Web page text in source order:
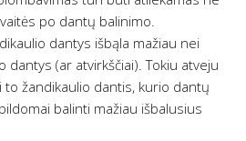
po dantų balinimo.
dantys išbąla mažiau nei
dantys (ar atvirkščiai). Tokiu atveju
žandikaulio dantis, kurio dantų
balinti mažiau išbalusius